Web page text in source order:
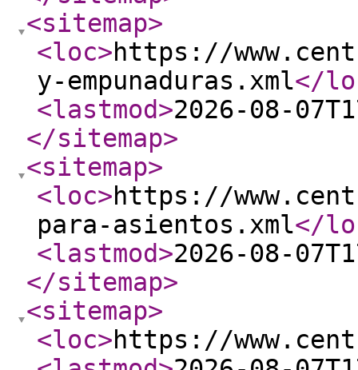
<sitemap>
<loc>https://
y-empunaduras.xml</
<lastmod>2026-08-
</sitemap>
<sitemap>
<loc>https://
para-asientos.xml</
<lastmod>2026-08-
</sitemap>
<sitemap>
<loc>https://